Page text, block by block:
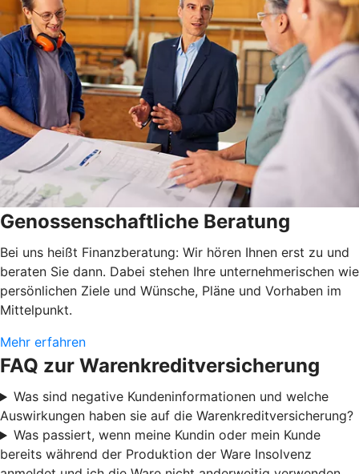
Genossenschaftliche Beratung
Bei uns heißt Finanzberatung: Wir hören Ihnen erst zu und
beraten Sie dann. Dabei stehen Ihre unternehmerischen wie
persönlichen Ziele und Wünsche, Pläne und Vorhaben im
Mittelpunkt.
Mehr erfahren
FAQ zur Warenkreditversicherung
Was sind negative Kundeninformationen und welche
Auswirkungen haben sie auf die Warenkreditversicherung?
Was passiert, wenn meine Kundin oder mein Kunde
bereits während der Produktion der Ware Insolvenz